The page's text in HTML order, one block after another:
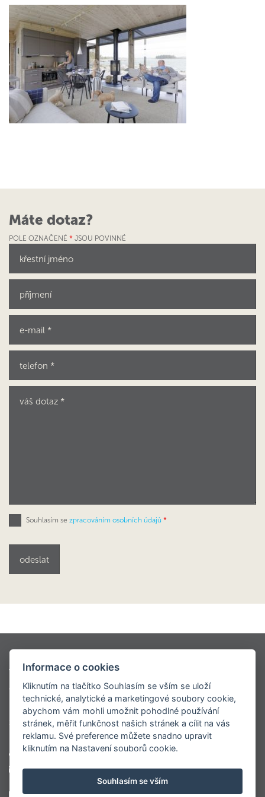
Máte dotaz?
POLE OZNAČENÉ * JSOU POVINNÉ
Souhlasím se zpracováním osobních údajů *
Kontio styly
Virtuální prohlídky
Modely dřevostaveb KONTIO
Ceník
O nás Napsali o nás
Realizace
Roubenky
Sruby
Velké luxusní srubové domy
Srubové chaty
Virtuální prohlídka centrály
marketing@kontio.cz
Informace o cookies
Kliknutím na tlačítko Souhlasím se vším se uloží
technické, analytické a marketingové soubory cookie,
abychom vám mohli umožnit pohodlné používání
stránek, měřit funkčnost našich stránek a cílit na vás
reklamu. Své preference můžete snadno upravit
kliknutím na Nastavení souborů cookie.
Souhlasím se vším